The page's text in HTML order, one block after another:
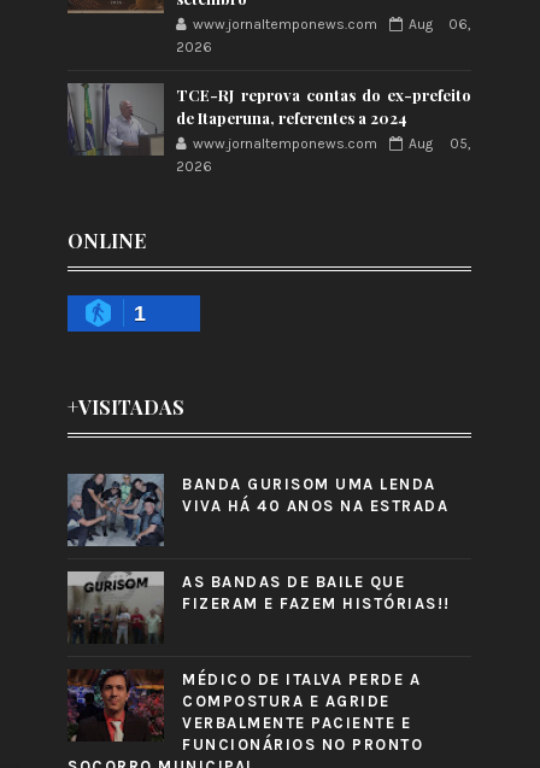
www.jornaltemponews.com
Aug 06,
2026
TCE-RJ reprova contas do ex-prefeito
de Itaperuna, referentes a 2024
www.jornaltemponews.com
Aug 05,
2026
ONLINE
1
+VISITADAS
BANDA GURISOM UMA LENDA
VIVA HÁ 40 ANOS NA ESTRADA
AS BANDAS DE BAILE QUE
FIZERAM E FAZEM HISTÓRIAS!!
MÉDICO DE ITALVA PERDE A
COMPOSTURA E AGRIDE
VERBALMENTE PACIENTE E
FUNCIONÁRIOS NO PRONTO